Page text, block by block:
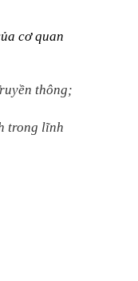
cơ quan
thông;
trong lĩnh